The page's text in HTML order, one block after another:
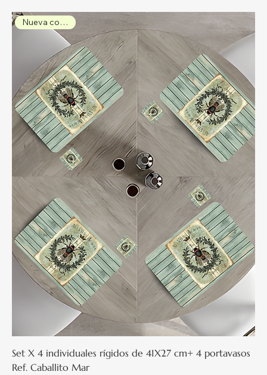
Nueva colección
Set X 4 individuales rígidos de 41X27 cm+ 4 portavasos
Ref. Caballito Mar